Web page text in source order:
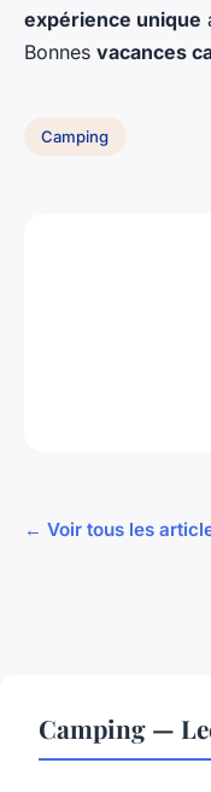
expérience unique
Bonnes vacances
Camping
← Voir tous les
Camping —